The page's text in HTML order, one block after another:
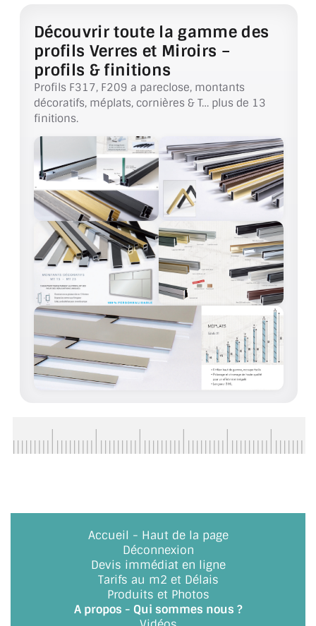
VERRE ANTI-REFLET
VERRE LAQUÉ/CRÉDENCE
VERRE FEUILLETÉ/TREMPÉ
DALLE DE SOL EN VERRE
PORTE EN VERRE
GARDE CORPS EN VERRE
VERRIÈRE TYPE ATELIER
VERRES TEXTURÉS
PLEXIGLAS PMMA
DOUBLE VITRAGE
ACCESSOIRES & QUINCAILLERIE
CATALOGUE DE PROFILS ET FIXATION DU
VERRE
PLATS ET CORNIÈRES
LES CHARNIÈRES DE PORTE EN VERRE
BOUTONS ET POIGNÉES
Découvrir toute la gamme des
profils Verres et Miroirs –
profils & finitions
Profils F317, F209 a pareclose, montants
décoratifs, méplats, cornières & T… plus de 13
finitions.
Accueil - Haut de la page
Déconnexion
Devis immédiat en ligne
Tarifs au m2 et Délais
Produits et Photos
A propos - Qui sommes nous ?